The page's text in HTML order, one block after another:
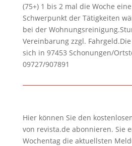
(75+) 1 bis 2 mal die Woche
Schwerpunkt der Tätigkeiten
bei der
Vereinbarung zzgl.
sich in 97453 Schonungen/
09727/907891
Hier können Sie den
von revista.de abonnieren. Sie
Wochentag die aktuellsten